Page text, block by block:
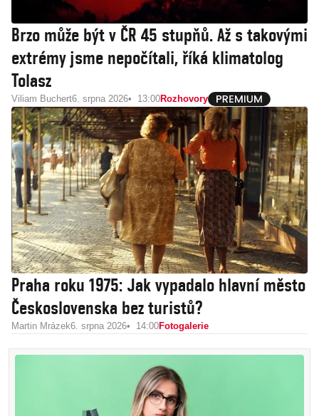
Brzo může být v ČR 45 stupňů. Až s takovými
extrémy jsme nepočítali, říká klimatolog
Tolasz
Viliam Buchert6. srpna 2026 13:00Rozhovory
Praha roku 1975: Jak vypadalo hlavní město
Československa bez turistů?
Martin Mrázek6. srpna 2026 14:00Fotogalerie